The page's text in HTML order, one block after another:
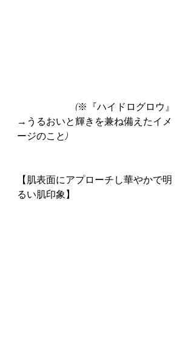
(※『ハイドログロウ』
→うるおいと輝きを兼ね備えたイメ
ージのこと)
【肌表面にアプローチし華やかで明
るい肌印象】